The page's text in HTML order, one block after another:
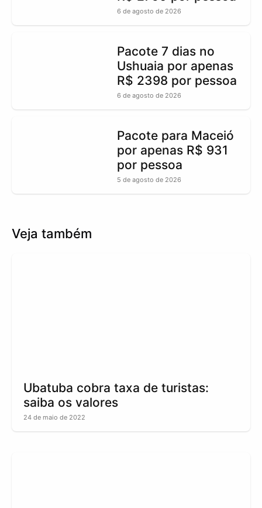
6 de agosto de 2026
Pacote 7 dias no
Ushuaia por apenas
R$ 2398 por pessoa
6 de agosto de 2026
Pacote para Maceió
por apenas R$ 931
por pessoa
5 de agosto de 2026
Veja também
Ubatuba cobra taxa de turistas:
saiba os valores
24 de maio de 2022